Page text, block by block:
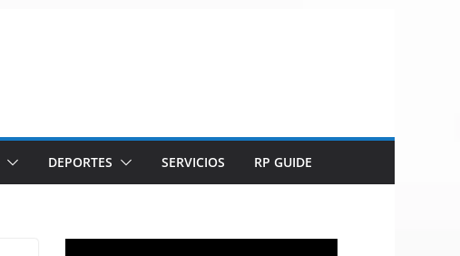
DEPORTES SERVICIOS RP GUIDE